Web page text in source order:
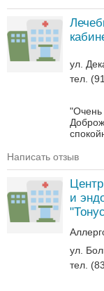
ул.
тел.
"Очень
Написать отзыв
и
ул.
тел.